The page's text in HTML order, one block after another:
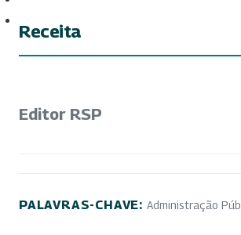
Receita
Editor RSP
PALAVRAS-CHAVE: Administração